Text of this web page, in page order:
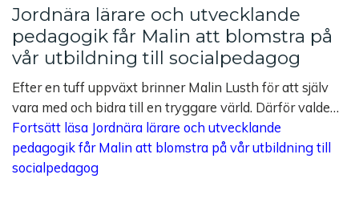
Jordnära lärare och utvecklande
pedagogik får Malin att blomstra på
vår utbildning till socialpedagog
Efter en tuff uppväxt brinner Malin Lusth för att själv
vara med och bidra till en tryggare värld. Därför valde…
Fortsätt läsa Jordnära lärare och utvecklande
pedagogik får Malin att blomstra på vår utbildning till
socialpedagog